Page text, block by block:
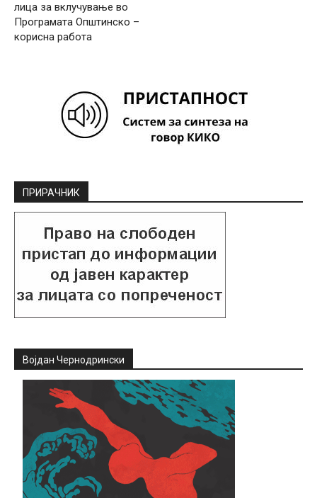
лица за вклучување во
Програмата Општинско –
корисна работа
ПРИРАЧНИК
Војдан Чернодрински